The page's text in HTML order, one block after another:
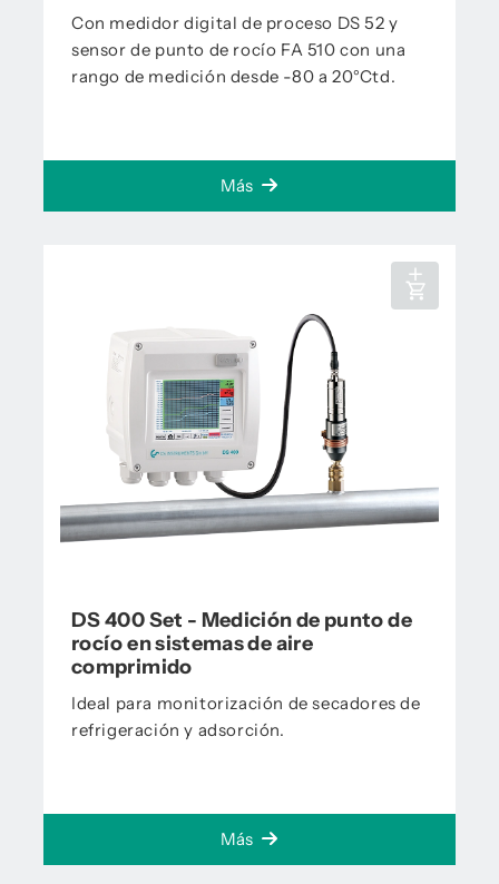
Con medidor digital de proceso DS 52 y
sensor de punto de rocío FA 510 con una
rango de medición desde -80 a 20°Ctd.
Más
DS 400 Set - Medición de punto de
rocío en sistemas de aire
comprimido
Ideal para monitorización de secadores de
refrigeración y adsorción.
Más